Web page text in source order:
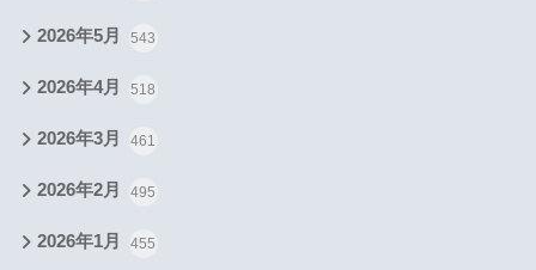
2026年5月 543
2026年4月 518
2026年3月 461
2026年2月 495
2026年1月 455